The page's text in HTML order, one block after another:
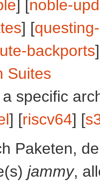
] [noble-
] [
backports
Suites
specific
] [riscv64] [
Paketen,
jammy,